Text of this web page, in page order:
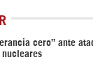
cero” ante
nucleares